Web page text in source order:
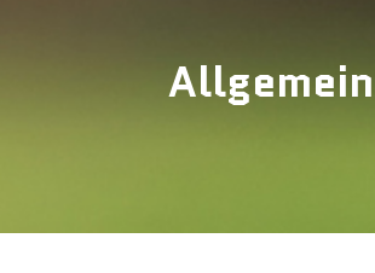
Allgemein